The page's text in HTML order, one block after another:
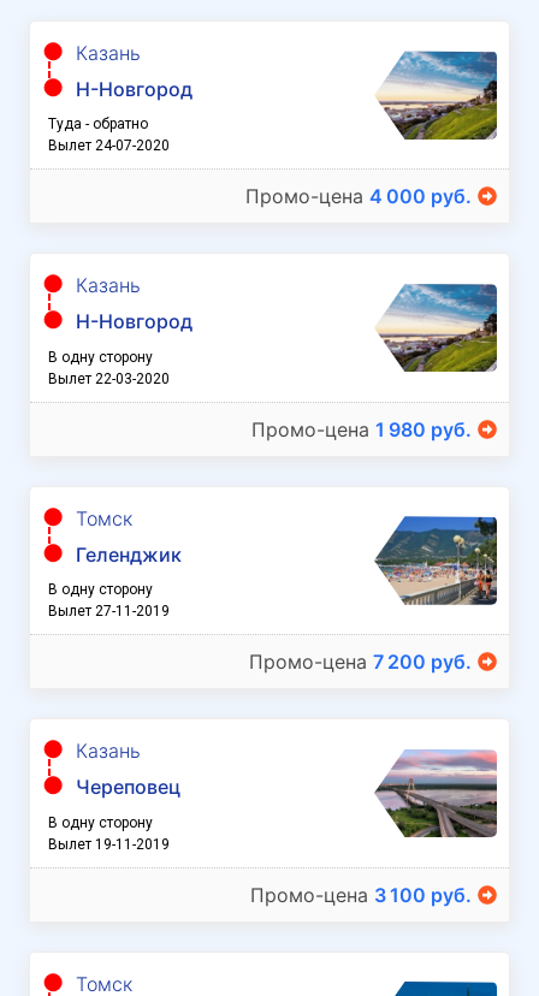
Казань
Н-Новгород
Туда - обратно
Вылет 24-07-2020
Промо-цена 4 000 руб.
Казань
Н-Новгород
В одну сторону
Вылет 22-03-2020
Промо-цена 1 980 руб.
Томск
Геленджик
В одну сторону
Вылет 27-11-2019
Промо-цена 7 200 руб.
Казань
Череповец
В одну сторону
Вылет 19-11-2019
Промо-цена 3 100 руб.
Томск